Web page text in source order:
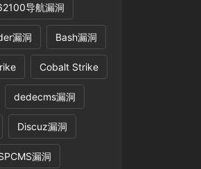
导航漏洞
漏洞 Bash漏洞
Cobalt Strike
dedecms漏洞
Discuz漏洞
漏洞